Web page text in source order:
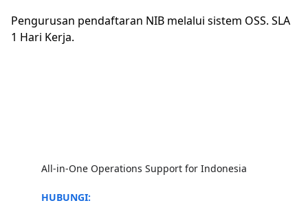
Pengurusan pendaftaran NIB melalui sistem OSS. SLA
1 Hari Kerja.
All-in-One Operations Support for Indonesia
HUBUNGI: